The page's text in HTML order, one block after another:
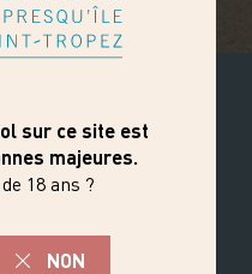
DÉCOUVRIR
LA GAMME